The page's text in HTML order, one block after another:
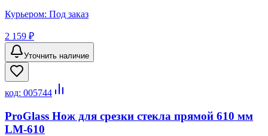
Курьером: Под заказ
2 159 ₽
Уточнить наличие
код: 005744
ProGlass Нож для срезки стекла прямой 610 мм
LM-610